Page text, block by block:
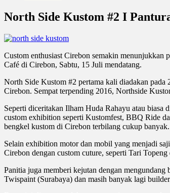
North Side Kustom #2 I
Custom enthusiast Cirebon semakin menunjukkan
Café di Cirebon, Sabtu, 15 Juli mendatang.
North Side Kustom #2 pertama kali diadakan
Cirebon. Sempat terpending 2016, Northside
Seperti diceritakan Ilham Huda Rahayu atau biasa
custom exhibition seperti Kustomfest, BBQ Ride
bengkel kustom di Cirebon terbilang cukup
Selain exhibition motor dan mobil yang menjadi
Cirebon dengan custom cuture, seperti Tari
Panitia juga memberi kejutan dengan
Twispaint (Surabaya) dan masih banyak lagi